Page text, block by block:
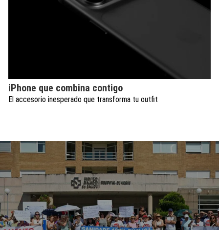
iPhone que combina contigo
El accesorio inesperado que transforma tu outfit